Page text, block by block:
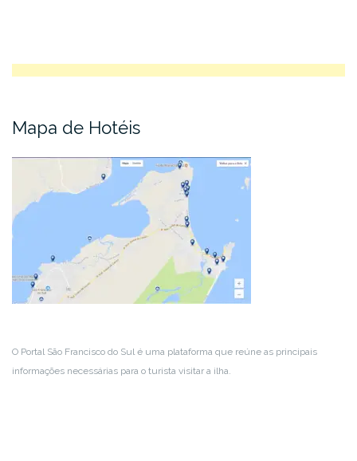
Mapa de Hotéis
O Portal São Francisco do Sul é uma plataforma que reúne as principais
informações necessárias para o turista visitar a ilha.